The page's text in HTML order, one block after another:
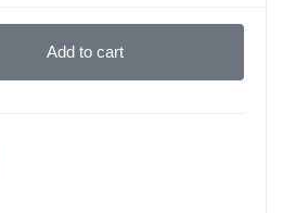
Add to cart